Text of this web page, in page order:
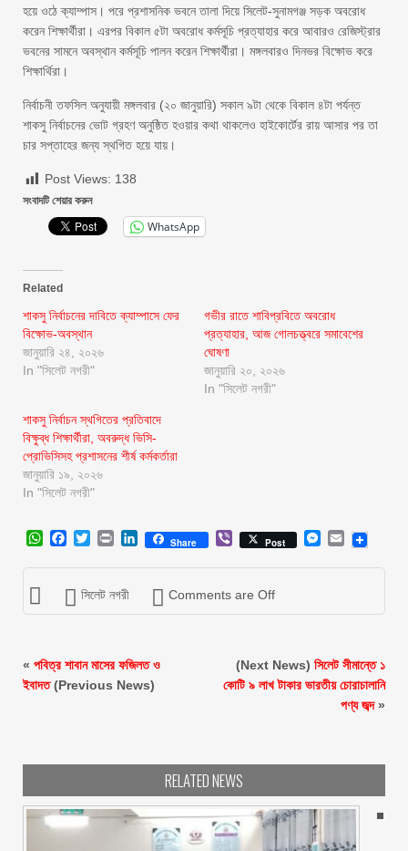
হয়ে ওঠে ক্যাম্পাস। পরে প্রশাসনিক ভবনে তালা দিয়ে সিলেট-সুনামগঞ্জ সড়ক অবরোধ
করেন শিক্ষার্থীরা। এরপর বিকাল ৫টা অবরোধ কর্মসূচি প্রত্যাহার করে আবারও রেজিস্ট্রার
ভবনের সামনে অবস্থান কর্মসূচি পালন করেন শিক্ষার্থীরা। মঙ্গলবারও দিনভর বিক্ষোভ করে
শিক্ষার্থিরা।
নির্বাচনী তফসিল অনুযায়ী মঙ্গলবার (২০ জানুয়ারি) সকাল ৯টা থেকে বিকাল ৪টা পর্যন্ত
শাকসু নির্বাচনের ভোট গ্রহণ অনুষ্ঠিত হওয়ার কথা থাকলেও হাইকোর্টের রায় আসার পর তা
চার সপ্তাহের জন্য স্থগিত হয়ে যায়।
Post Views: 138
সংবাদটি শেয়ার করুন
WhatsApp
Related
শাকসু নির্বাচনের দাবিতে ক্যাম্পাসে ফের
বিক্ষোভ-অবস্থান
জানুয়ারি ২৪, ২০২৬
In "সিলেট নগরী"
গভীর রাতে শাবিপ্রবিতে অবরোধ
প্রত্যাহার, আজ গোলচত্ত্বরে সমাবেশের
ঘোষণা
জানুয়ারি ২০, ২০২৬
In "সিলেট নগরী"
শাকসু নির্বাচন স্থগিতের প্রতিবাদে
বিক্ষুব্ধ শিক্ষার্থীরা, অবরুদ্ধ ভিসি-
প্রোভিসিসহ প্রশাসনের শীর্ষ কর্মকর্তারা
জানুয়ারি ১৯, ২০২৬
In "সিলেট নগরী"
WhatsApp
Facebook
Twitter
Print LinkedIn
Share ViberPost Messenger
Email
সিলেট নগরী Comments are Off
« পবিত্র শাবান মাসের ফজিলত ও
ইবাদত(Previous News)
(Next News) সিলেট সীমান্তে ১
কোটি ৯ লাখ টাকার ভারতীয় চোরাচালানি
পণ্য জব্দ»
RELATED NEWS